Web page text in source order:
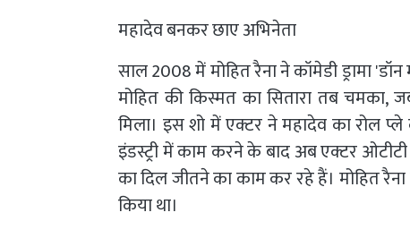
महादेव बनकर छाए अभिनेता
साल 2008 में मोहित रैना ने कॉमेडी ड्रामा
मोहित की किस्मत का सितारा तब
मिला। इस शो में एक्टर ने महादेव का रोल
इंडस्ट्री में काम करने के बाद अब एक्टर
का दिल जीतने का काम कर रहे हैं। मोहित
किया था।